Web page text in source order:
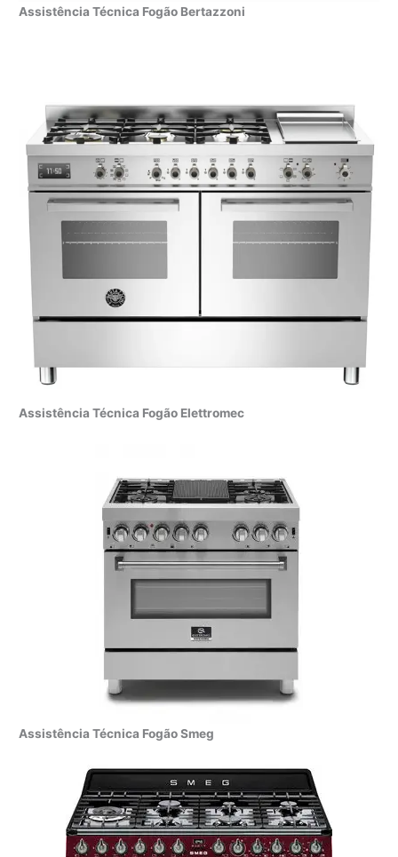
Assistência Técnica Fogão Bertazzoni
Assistência Técnica Fogão Elettromec
Assistência Técnica Fogão Smeg